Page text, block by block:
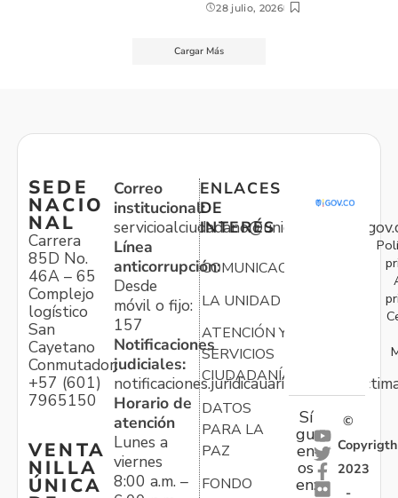
28 julio, 2026
Cargar Más
SEDE
NACIO
NAL
Carrera
85D No.
46A – 65
Complejo
logístico
San
Cayetano
Conmutador:
+57 (601)
7965150
VENTA
NILLA
ÚNICA
Correo
institucional:
Línea
anticorrupción:
Desde
móvil o fijo:
157
Notificaciones
judiciales:
Horario de
atención
Lunes a
viernes
8:00 a.m. –
ENLACES
DE
INTERÉS
COMUNICACIONES
LA UNIDAD
ATENCIÓN Y
SERVICIOS
CIUDADANÍA
DATOS
PARA LA
PAZ
FONDO
Sí
gu
en
os
en:
©
Copyrigth
2023
-